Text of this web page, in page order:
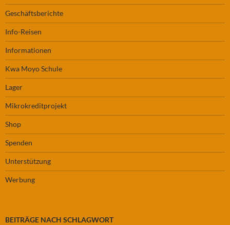
Geschäftsberichte
Info-Reisen
Informationen
Kwa Moyo Schule
Lager
Mikrokreditprojekt
Shop
Spenden
Unterstützung
Werbung
BEITRÄGE NACH SCHLAGWORT